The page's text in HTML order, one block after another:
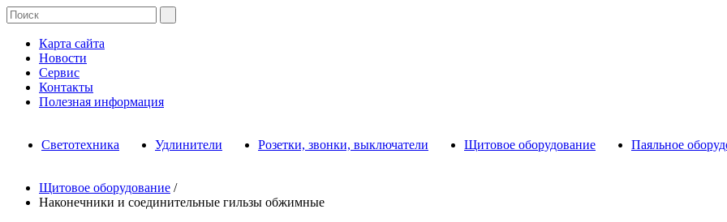
Карта сайта
Новости
Сервис
Контакты
Полезная информация
Светотехника Удлинители Розетки, звонки, выключатели Щитовое оборудование Паяльное
Щитовое оборудование /
Наконечники и соединительные гильзы обжимные